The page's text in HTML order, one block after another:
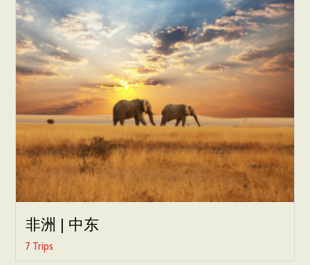
非洲 | 中东
7 Trips